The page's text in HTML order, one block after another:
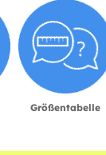
Größentabelle